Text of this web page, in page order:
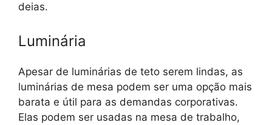
deias.
Luminária
Apesar de luminárias de teto serem lindas, as
luminárias de mesa podem ser uma opção mais
barata e útil para as demandas corporativas.
Elas podem ser usadas na mesa de trabalho,